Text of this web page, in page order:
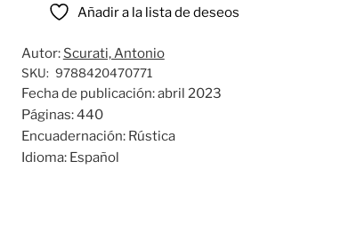
Añadir a la lista de deseos
Autor: Scurati, Antonio
SKU: 9788420470771
Fecha de publicación:abril 2023
Páginas:440
Encuadernación: Rústica
Idioma: Español